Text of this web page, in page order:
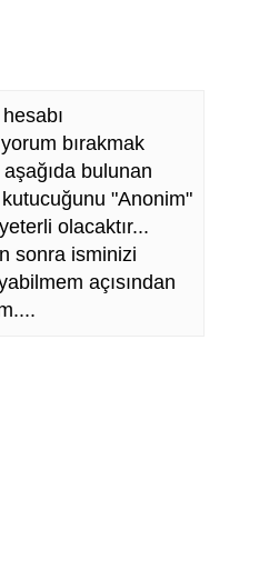
bırakmak
bulunan
"Anonim"
olacaktır...
sonra isminizi
açısından